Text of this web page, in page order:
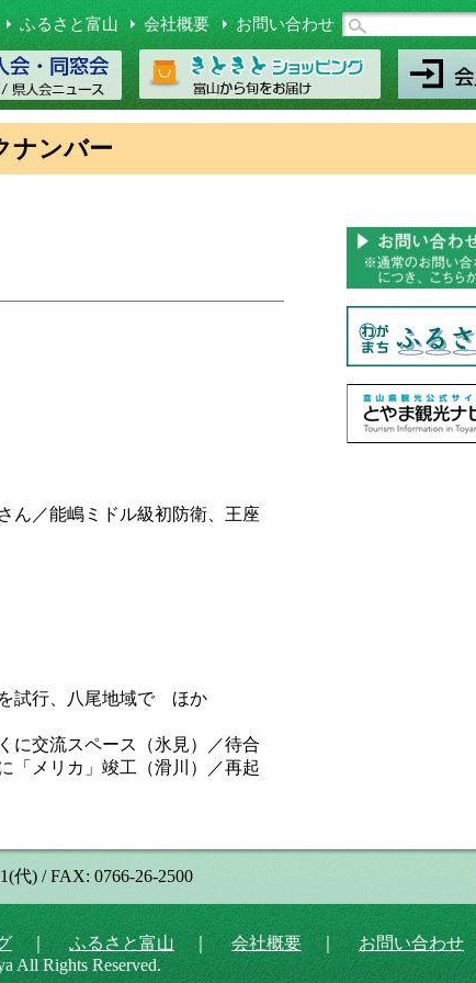
ふるさと富山 会社概要 お問い合わせ
ナンバー
ん／能嶋ミドル級初防衛、王座
試行、八尾地域で ほか
に交流スペース（氷見）／待合
「メリカ」竣工（滑川）／再起
) / FAX: 0766-26-2500
｜ふるさと富山｜会社概要｜お問い合わせ
All Rights Reserved.